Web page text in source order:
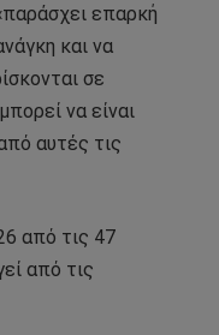
επαρκή
και να
σε
να είναι
αυτές τις
από τις 47
από τις